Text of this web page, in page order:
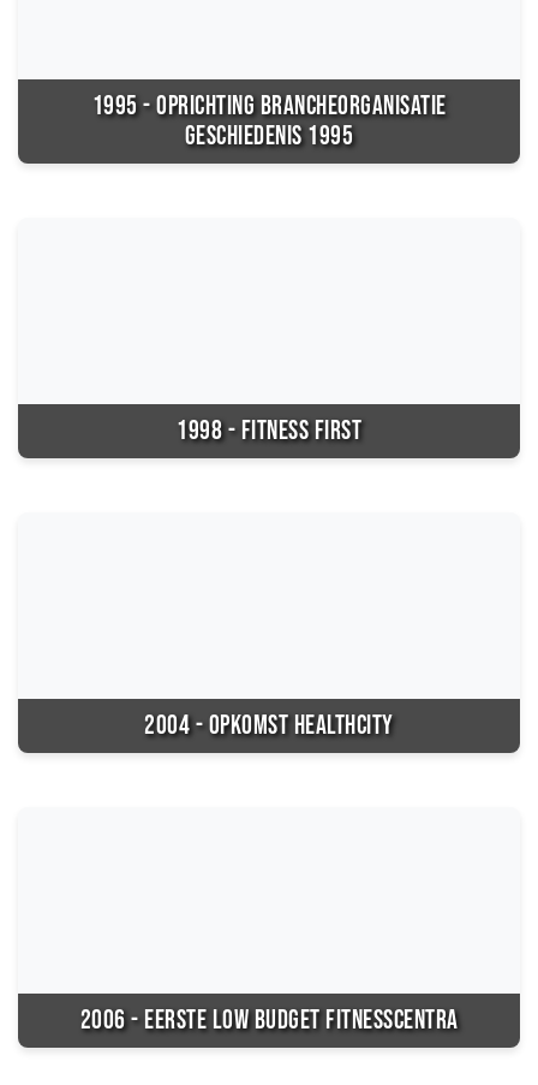
1995 - OPRICHTING BRANCHEORGANISATIE
GESCHIEDENIS 1995
1998 - FITNESS FIRST
2004 - OPKOMST HEALTHCITY
2006 - EERSTE LOW BUDGET FITNESSCENTRA